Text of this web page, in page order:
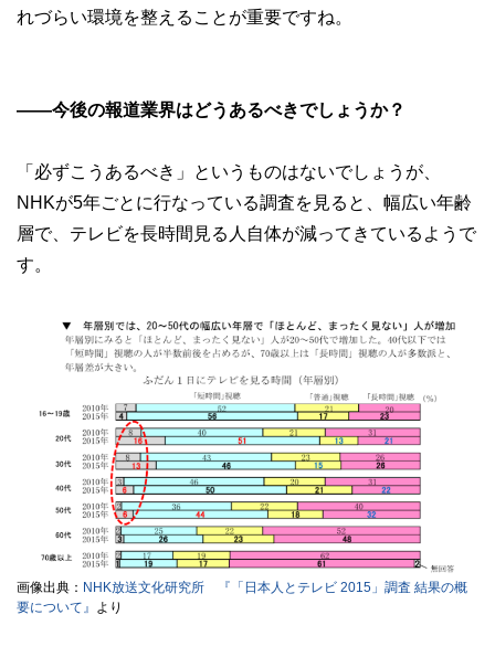
れづらい環境を整えることが重要ですね。
――今後の報道業界はどうあるべきでしょうか？
「必ずこうあるべき」というものはないでしょうが、
NHKが5年ごとに行なっている調査を見ると、幅広い年齢
層で、テレビを長時間見る人自体が減ってきているようで
す。
画像出典： NHK放送文化研究所 『「日本人とテレビ 2015」調査 結果の概
要について』 より